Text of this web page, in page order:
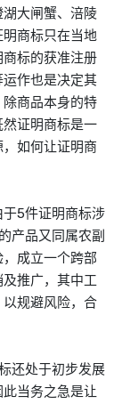
大闸蟹、涪陵
商标只在当地
标的获准注册
作也是决定其
商品本身的特
证明商标是一
如何让证明商
5件证明商标涉
产品又同属农副
成立一个跨部
推广，其中工
规避风险，合
还处于初步发展
当务之急是让